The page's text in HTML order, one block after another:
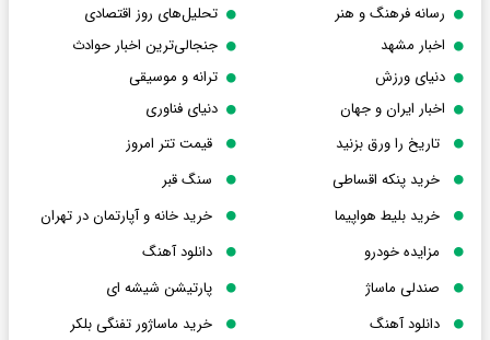
رسانه فرهنگ و هنر
تحلیل‌های روز اقتصادی
اخبار مشهد
جنجالی‌ترین اخبار حوادث
دنیای ورزش
ترانه و موسیقی
اخبار ایران و جهان
دنیای فناوری
تاریخ را ورق بزنید
قیمت تتر امروز
خرید پنکه اقساطی
سنگ قبر
خرید بلیط هواپیما
خرید خانه و آپارتمان در تهران
مزایده خودرو
دانلود آهنگ
صندلی ماساژ
پارتیشن شیشه ای
دانلود آهنگ
خرید ماساژور تفنگی بلکر